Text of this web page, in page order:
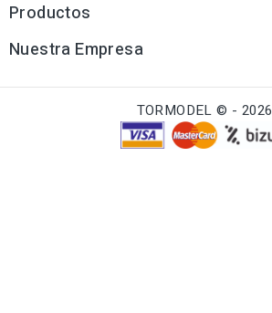
Productos
Nuestra Empresa
TORMODEL © - 2026